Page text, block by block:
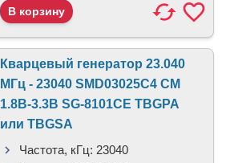
Кварцевый генератор 23.040
МГц - 23040 SMD03025C4 CM
1.8В-3.3В SG-8101CE TBGPA
или TBGSA
Частота, кГц: 23040